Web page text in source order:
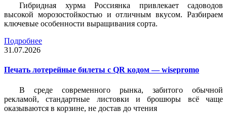
Гибридная хурма Россиянка привлекает садоводов
высокой морозостойкостью и отличным вкусом. Разбираем
ключевые особенности выращивания сорта.
Подробнее
31.07.2026
Печать лотерейные билеты c QR кодом — wisepromo
В среде современного рынка, забитого обычной
рекламой, стандартные листовки и брошюры всё чаще
оказываются в корзине, не достав до чтения